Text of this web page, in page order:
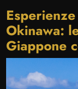
Okinawa:
Giappone